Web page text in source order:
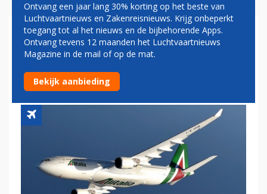
ALITALIA HERSTELT
BINNENLANDS EN
INTERNATIONAAL NETWERK
Ontvang een jaar lang 30% korting op het beste van
Luchtvaartnieuws en Zakenreisnieuws. Krijg onbeperkt
toegang tot al het nieuws en de bijbehorende Apps.
Ontvang tevens 12 maanden het Luchtvaartnieuws
Magazine in de mail of op de mat.
Bekijk aanbieding